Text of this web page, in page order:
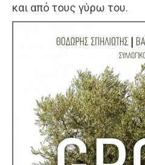
και από τους γύρω του.